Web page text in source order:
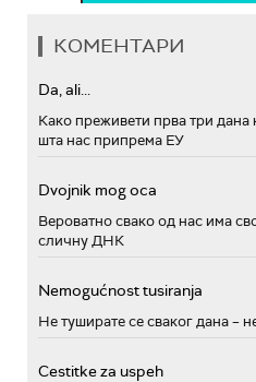
КОМЕНТАРИ
Da, ali...
Како преживети прва три дана
шта нас припрема ЕУ
Dvojnik mog oca
Вероватно свако од нас има
сличну ДНК
Nemogućnost tusiranja
Не туширате се сваког дана –
Cestitke za uspeh